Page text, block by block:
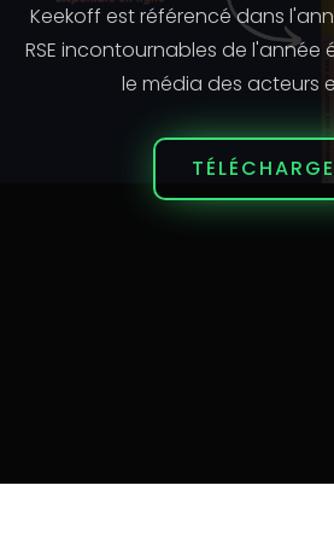
Keekoff est référencé dans
RSE incontournables de l'année
le média des acteurs